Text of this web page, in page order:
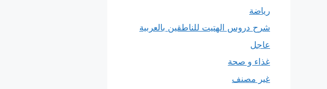
رياضة
شرح دروس الهتيت للناطقين بالعربية
عاجل
غذاء و صحة
غير مصنف